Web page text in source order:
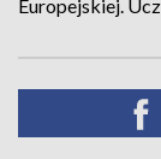
Europejskiej.